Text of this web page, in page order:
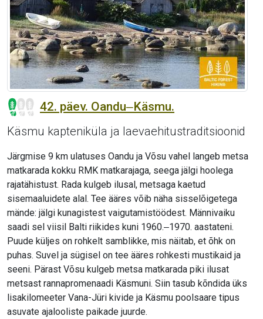
42. päev. Oandu‒Käsmu.
Käsmu kapteniküla ja laevaehitustraditsioonid
Järgmise 9 km ulatuses Oandu ja Võsu vahel langeb metsa
matkarada kokku RMK matkarajaga, seega jälgi hoolega
rajatähistust. Rada kulgeb ilusal, metsaga kaetud
sisemaaluidete alal. Tee ääres võib näha sisselõigetega
mände: jälgi kunagistest vaigutamistöödest. Männivaiku
saadi sel viisil Balti riikides kuni 1960.‒1970. aastateni.
Puude küljes on rohkelt samblikke, mis näitab, et õhk on
puhas. Suvel ja sügisel on tee ääres rohkesti mustikaid ja
seeni. Pärast Võsu kulgeb metsa matkarada piki ilusat
metsast rannapromenaadi Käsmuni. Siin tasub kõndida üks
lisakilomeeter Vana-Jüri kivide ja Käsmu poolsaare tipus
asuvate ajalooliste paikade juurde.